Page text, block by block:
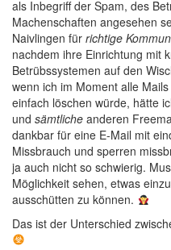
als Inbegriff der Spam, des
Machenschaften angesehen
Naivlingen für richtige
nachdem ihre Einrichtung mit
Betrübssystemen auf den
wenn ich im Moment alle
einfach löschen würde, hätte
und sämtliche anderen
dankbar für eine E-Mail mit
Missbrauch und sperren
ja auch nicht so schwierig.
Möglichkeit sehen, etwas
ausschütten zu können.
Das ist der Unterschied